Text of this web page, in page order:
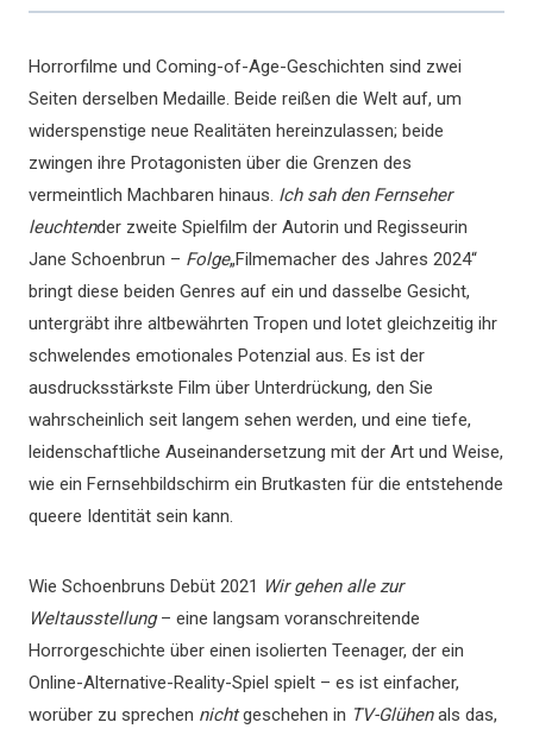
Horrorfilme und Coming-of-Age-Geschichten sind zwei
Seiten derselben Medaille. Beide reißen die Welt auf, um
widerspenstige neue Realitäten hereinzulassen; beide
zwingen ihre Protagonisten über die Grenzen des
vermeintlich Machbaren hinaus. Ich sah den Fernseher
leuchtender zweite Spielfilm der Autorin und Regisseurin
Jane Schoenbrun – Folge„Filmemacher des Jahres 2024“
bringt diese beiden Genres auf ein und dasselbe Gesicht,
untergräbt ihre altbewährten Tropen und lotet gleichzeitig ihr
schwelendes emotionales Potenzial aus. Es ist der
ausdrucksstärkste Film über Unterdrückung, den Sie
wahrscheinlich seit langem sehen werden, und eine tiefe,
leidenschaftliche Auseinandersetzung mit der Art und Weise,
wie ein Fernsehbildschirm ein Brutkasten für die entstehende
queere Identität sein kann.
Wie Schoenbruns Debüt 2021 Wir gehen alle zur
Weltausstellung– eine langsam voranschreitende
Horrorgeschichte über einen isolierten Teenager, der ein
Online-Alternative-Reality-Spiel spielt – es ist einfacher,
worüber zu sprechen nichtgeschehen in TV-Glühenals das,